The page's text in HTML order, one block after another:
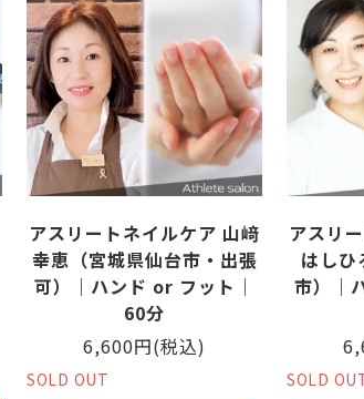
アスリートネイルケア 山﨑
幸恵（宮城県仙台市・出張
可）｜ハンド or フット｜
60分
6,600円(税込)
SOLD OUT
アスリ
はしひ
市）｜
SOLD